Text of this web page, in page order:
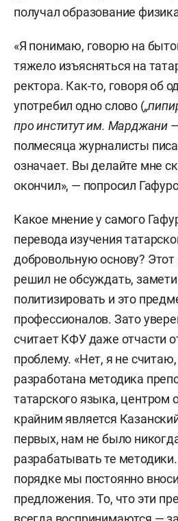
получал образование
«Я понимаю, говорю на
тяжело изъясняться на
ректора. Как-то, говоря об
употребил одно слово (
про институт им. Марджани
полмесяца журналисты
означает. Вы делайте мне
окончил», — попросил
Какое мнение у самого
перевода изучения
добровольную основу? Этот
решил не обсуждать,
политизировать и это
профессионалов. Зато
считает КФУ даже отчасти
проблему. «Нет, я не
разработана методика
татарского языка, центром
крайним является
первых, нам не было
разрабатывать те
порядке мы постоянно
предложения. То, что эти